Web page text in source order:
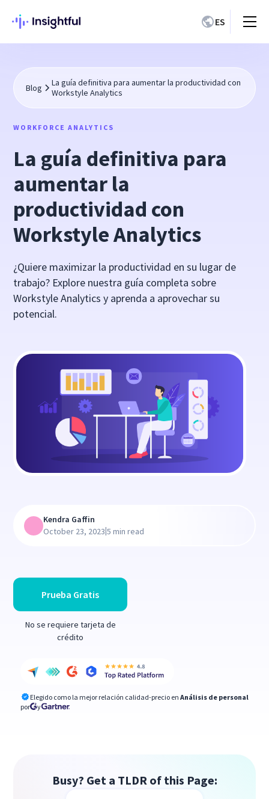
ES
Blog
La guía definitiva para aumentar la productividad con
Workstyle Analytics
WORKFORCE ANALYTICS
La guía definitiva para
aumentar la
productividad con
Workstyle Analytics
¿Quiere maximizar la productividad en su lugar de
trabajo? Explore nuestra guía completa sobre
Workstyle Analytics y aprenda a aprovechar su
potencial.
Prueba Gratis
No se requiere tarjeta de
crédito
Elegido como la mejor relación calidad-precio en Análisis de personal
por
y
Kendra Gaffin
October 23, 2023|5 min read
Busy? Get a TLDR of this Page: